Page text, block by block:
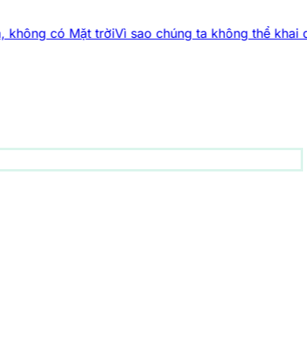
trờiVì sao chúng ta không thể khai quật những